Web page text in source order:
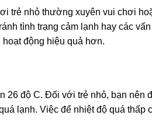
trẻ nhỏ thường xuyên vui chơi
tình trạng cảm lạnh hay các
động hiệu quả hơn.
26 độ C. Đối với trẻ nhỏ, bạn nên
lạnh. Việc để nhiệt độ quá thấp